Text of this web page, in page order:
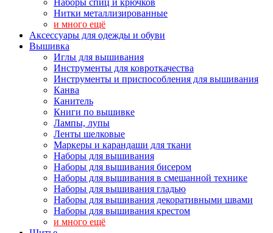
Наборы спиц и крючков
Нитки металлизированные
и много ещё
Аксессуары для одежды и обуви
Вышивка
Иглы для вышивания
Инструменты для ковроткачества
Инструменты и приспособления для вышивания
Канва
Канитель
Книги по вышивке
Лампы, лупы
Ленты шелковые
Маркеры и карандаши для ткани
Наборы для вышивания
Наборы для вышивания бисером
Наборы для вышивания в смешанной технике
Наборы для вышивания гладью
Наборы для вышивания декоративными швами
Наборы для вышивания крестом
и много ещё